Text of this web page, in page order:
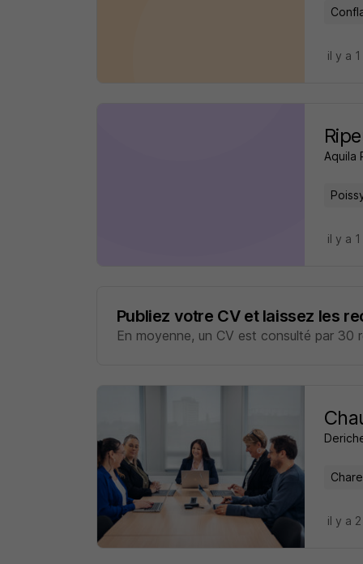
il y a
Aquila
il y a
Publiez votre CV et laissez les
En moyenne, un CV est consulté par 30
il y a